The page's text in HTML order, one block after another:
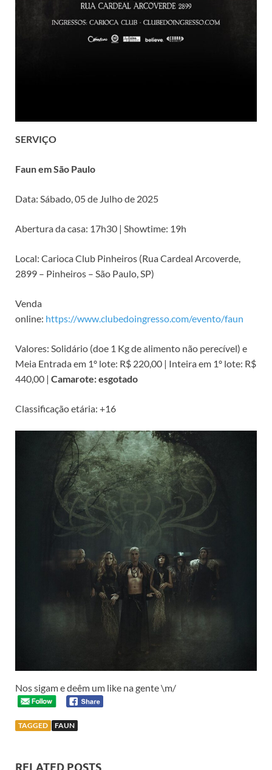
SERVIÇO
Faun em São Paulo
Data: Sábado, 05 de Julho de 2025
Abertura da casa: 17h30 | Showtime: 19h
Local: Carioca Club Pinheiros (Rua Cardeal Arcoverde,
2899 – Pinheiros – São Paulo, SP)
Venda
online: https://www.clubedoingresso.com/evento/faun
Valores: Solidário (doe 1 Kg de alimento não perecível) e
Meia Entrada em 1º lote: R$ 220,00 | Inteira em 1º lote: R$
440,00 | Camarote: esgotado
Classificação etária: +16
Nos sigam e deêm um like na gente \m/
TAGGED FAUN